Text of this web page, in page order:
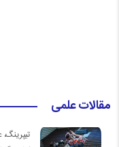
مقالات علمی